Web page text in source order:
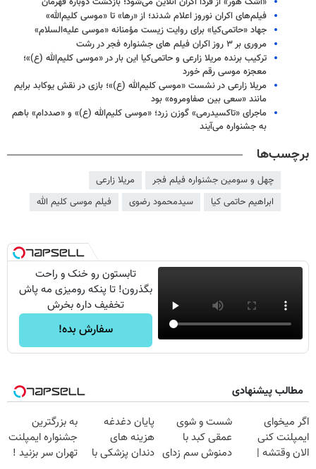
فیلم‌های اکران نوروز اعلام شدند؛ از «رها» تا «موسی کلیم‌الله»
جهاد «حاتمی‌کیا» برای روایت زیست مؤمنانه «موسی علیه‌السلام»
مروری بر ۳ روز اکران فیلم های جشنواره فجر در رشت
ترکیب برنده مریلا زارعی و حاتمی‌کیا این بار در «موسی کلیم‌الله (ع)»؛
معجزه موسی رقم خورد
مریلا زارعی در نشست «موسی کلیم‌الله (ع)»؛ بازی در نقش یوکابد برایم
مانند «سعی بین صفاومروه» بود
ماجرای «تاکسیدرمی» گوزن زرد؛ «موسی کلیم‌الله (ع)» و «صددام» باهم
به جشنواره می‌آیند
برچسب‌ها
چهل و سومین جشنواره فیلم فجر
مریلا زارعی
ابراهیم حاتمی کیا
سیدمحمود رضوی فیلم موسی کلیم الله
تابستون رو خنک و راحت
بگذرون! تا پنکه رومیزی مه پاش
تخفیف داره بخرش
سفارش بده!
مطالب پیشنهادی
اگر میخوای
ایمپلنت کنی
الان وقتشه |
شست و شوی
عمقی کبد با
دمنوش سم زدای
پایان دغدغه
هزینه های
دندان پزشکی با
به بزرگترین
جشنواره ایمپلنت
تهران سر بزنید !